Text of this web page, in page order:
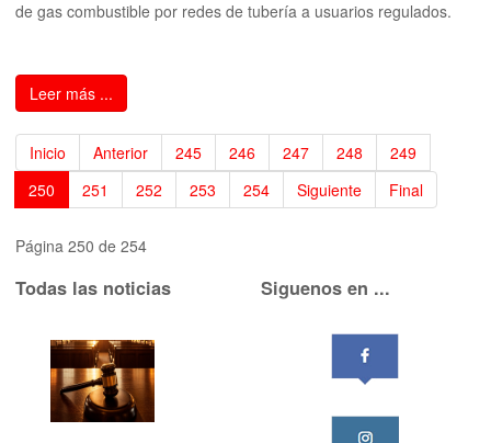
de gas combustible por redes de tubería a usuarios regulados.
Leer más ...
Inicio Anterior 245 246 247 248
249
250
251 252 253 254 Siguiente Final
Página 250 de 254
Todas las noticias Siguenos en ...